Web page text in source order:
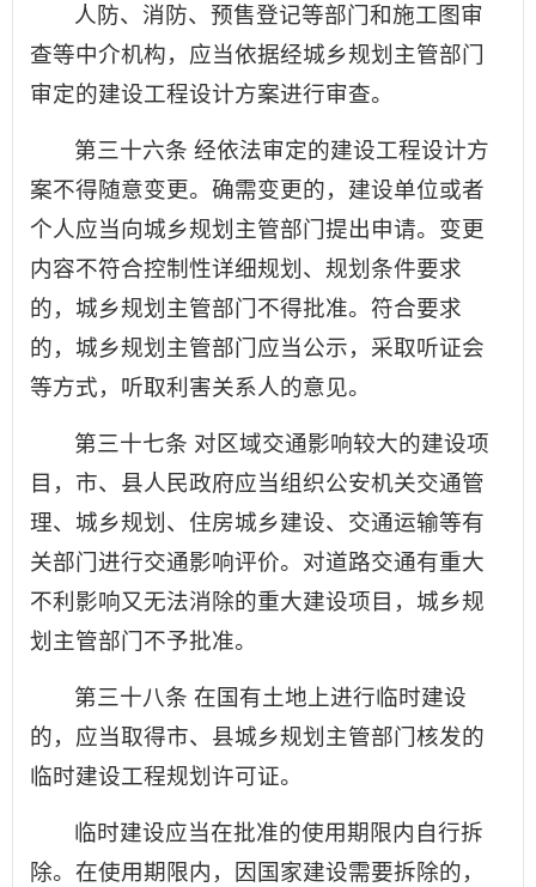
人防、消防、预售登记等部门和施工图审
查等中介机构，应当依据经城乡规划主管部门
审定的建设工程设计方案进行审查。
第三十六条 经依法审定的建设工程设计方
案不得随意变更。确需变更的，建设单位或者
个人应当向城乡规划主管部门提出申请。变更
内容不符合控制性详细规划、规划条件要求
的，城乡规划主管部门不得批准。符合要求
的，城乡规划主管部门应当公示，采取听证会
等方式，听取利害关系人的意见。
第三十七条 对区域交通影响较大的建设项
目，市、县人民政府应当组织公安机关交通管
理、城乡规划、住房城乡建设、交通运输等有
关部门进行交通影响评价。对道路交通有重大
不利影响又无法消除的重大建设项目，城乡规
划主管部门不予批准。
第三十八条 在国有土地上进行临时建设
的，应当取得市、县城乡规划主管部门核发的
临时建设工程规划许可证。
临时建设应当在批准的使用期限内自行拆
除。在使用期限内，因国家建设需要拆除的，